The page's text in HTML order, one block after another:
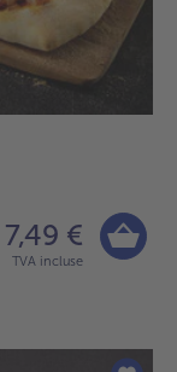
7,49 €
TVA incluse